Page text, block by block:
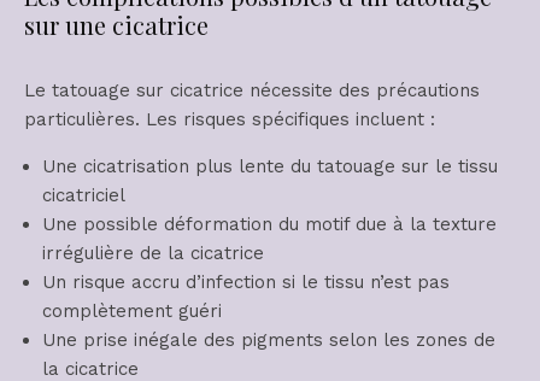
sur une cicatrice
Le tatouage sur cicatrice nécessite des précautions
particulières. Les risques spécifiques incluent :
Une cicatrisation plus lente du tatouage sur le tissu
cicatriciel
Une possible déformation du motif due à la texture
irrégulière de la cicatrice
Un risque accru d’infection si le tissu n’est pas
complètement guéri
Une prise inégale des pigments selon les zones de
la cicatrice